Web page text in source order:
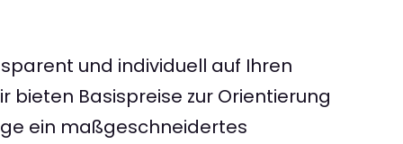
und individuell auf Ihren
bieten Basispreise zur Orientierung
ein maßgeschneidertes